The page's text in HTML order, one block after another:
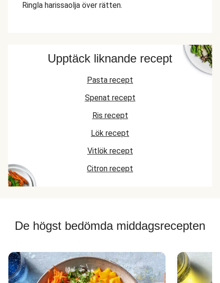
Ringla harissaolja över rätten.
Upptäck liknande recept
Pasta recept
Spenat recept
Ris recept
Lök recept
Vitlök recept
Citron recept
De högst bedömda middagsrecepten